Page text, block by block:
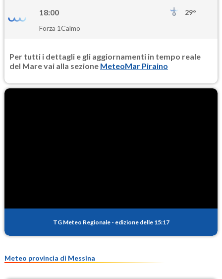
18:00
29°
Forza 1Calmo
Per tutti i dettagli e gli aggiornamenti in tempo reale
del Mare vai alla sezione MeteoMar Piraino
TG Meteo Regionale - edizione delle 15:17
Meteo provincia di Messina